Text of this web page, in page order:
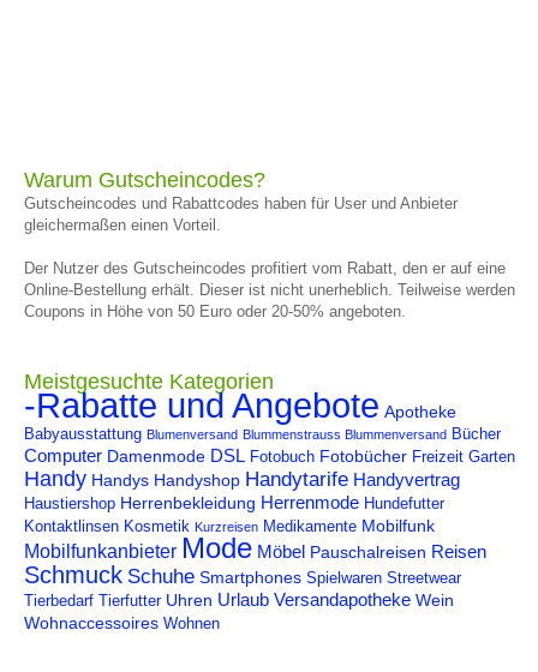
Warum Gutscheincodes?
Gutscheincodes und Rabattcodes haben für User und Anbieter
gleichermaßen einen Vorteil.
Der Nutzer des Gutscheincodes profitiert vom Rabatt, den er auf eine
Online-Bestellung erhält. Dieser ist nicht unerheblich. Teilweise werden
Coupons in Höhe von 50 Euro oder 20-50% angeboten.
Meistgesuchte Kategorien
-Rabatte und Angebote Apotheke
Babyausstattung Blumenversand Blummenstrauss Blummenversand Bücher
Computer Damenmode DSL Fotobuch Fotobücher Freizeit Garten
Handy Handys Handyshop Handytarife Handyvertrag
Haustiershop Herrenbekleidung Herrenmode Hundefutter
Kontaktlinsen Kosmetik Kurzreisen Medikamente Mobilfunk
Mobilfunkanbieter Mode Möbel Pauschalreisen Reisen
Schmuck Schuhe Smartphones Spielwaren Streetwear
Tierbedarf
Tierfutter Uhren Urlaub Versandapotheke Wein
Wohnaccessoires Wohnen